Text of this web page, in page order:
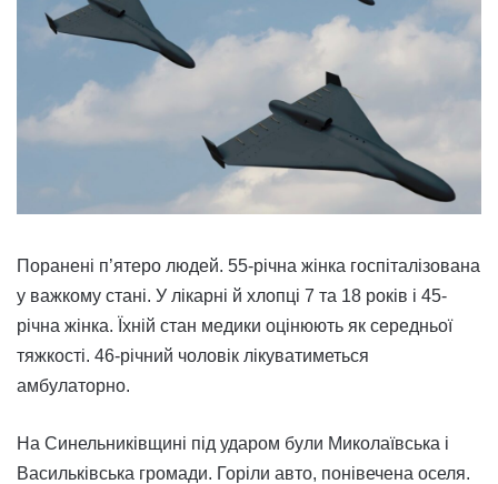
Поранені п’ятеро людей. 55-річна жінка госпіталізована
у важкому стані. У лікарні й хлопці 7 та 18 років і 45-
річна жінка. Їхній стан медики оцінюють як середньої
тяжкості. 46-річний чоловік лікуватиметься
амбулаторно.
На Синельниківщині під ударом були Миколаївська і
Васильківська громади. Горіли авто, понівечена оселя.